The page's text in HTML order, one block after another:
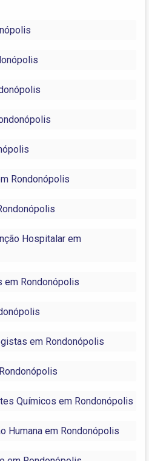
Rondonópolis
Hospitalar em
Rondonópolis
em Rondonópolis
Químicos em Rondonópolis
Humana em Rondonópolis